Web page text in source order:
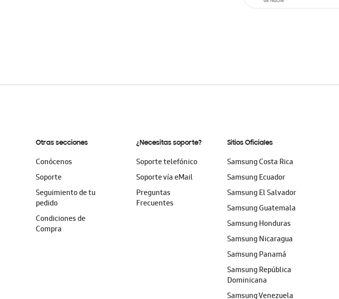
SIN
Otras secciones
Conócenos
Soporte
Seguimiento de tu
pedido
Condiciones de
Compra
¿Necesitas soporte?
Soporte telefónico
Soporte vía eMail
Preguntas
Frecuentes
Sitios Oficiales
Samsung Costa Rica
Samsung Ecuador
Samsung El Salvador
Samsung Guatemala
Samsung Honduras
Samsung Nicaragua
Samsung Panamá
Samsung República
Dominicana
Samsung Venezuela